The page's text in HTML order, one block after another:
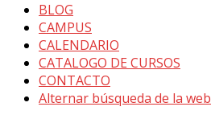
BLOG
CAMPUS
CALENDARIO
CATALOGO DE CURSOS
CONTACTO
Alternar búsqueda de la web